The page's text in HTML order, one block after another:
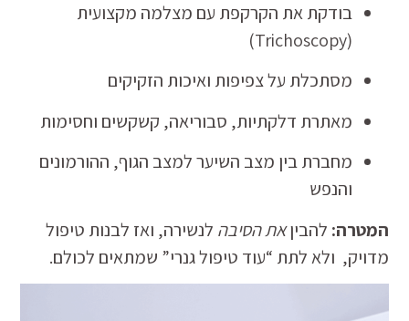
בודקת את הקרקפת עם מצלמה מקצועית
(Trichoscopy)
מסתכלת על צפיפות ואיכות הזקיקים
מאתרת דלקתיות, סבוריאה, קשקשים וחסימות
מחברת בין מצב השיער למצב הגוף, ההורמונים
והנפש
המטרה: להביןאת הסיבה לנשירה, ואז לבנות טיפול
מדויק, ולא לתת “עוד טיפול גנרי” שמתאים לכולם.